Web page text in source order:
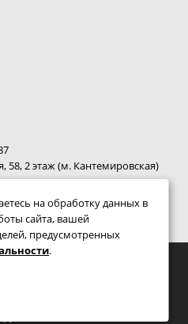
магазин будет
Подробная
58, 2 этаж (м. Кантемировская)
2010 - 2026
на обработку данных в
сайта, вашей
предусмотренных
.